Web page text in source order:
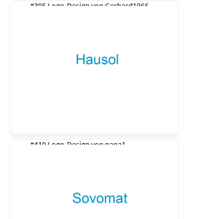
#395 Logo-Design von Gerhard1966
#410 Logo-Design von nana1